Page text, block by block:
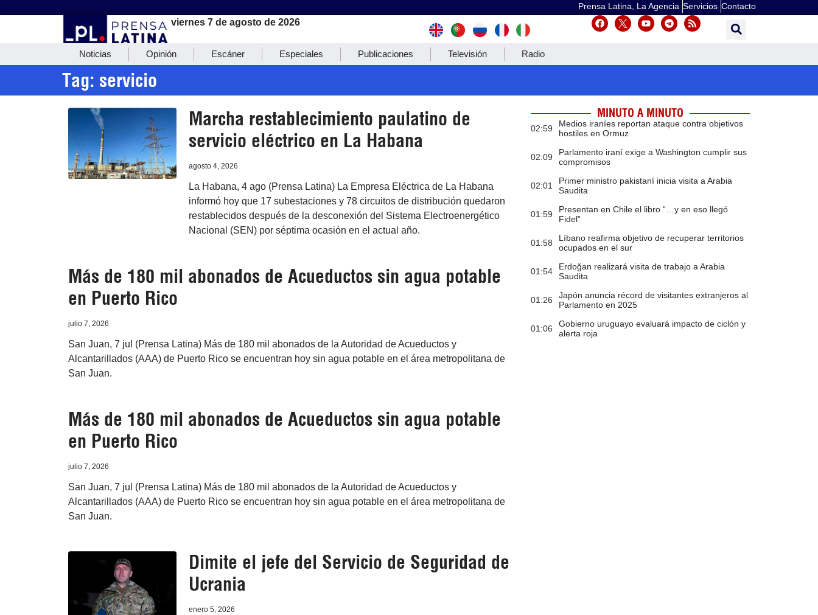
Prensa Latina, La Agencia Servicios Contacto
viernes 7 de agosto de 2026
Noticias Opinión Escáner Especiales Publicaciones Televisión Radio
Tag: servicio
Marcha restablecimiento paulatino de
servicio eléctrico en La Habana
agosto 4, 2026
La Habana, 4 ago (Prensa Latina) La Empresa Eléctrica de La Habana
informó hoy que 17 subestaciones y 78 circuitos de distribución quedaron
restablecidos después de la desconexión del Sistema Electroenergético
Nacional (SEN) por séptima ocasión en el actual año.
Más de 180 mil abonados de Acueductos sin agua potable
en Puerto Rico
julio 7, 2026
San Juan, 7 jul (Prensa Latina) Más de 180 mil abonados de la Autoridad de Acueductos y
Alcantarillados (AAA) de Puerto Rico se encuentran hoy sin agua potable en el área metropolitana de
San Juan.
Más de 180 mil abonados de Acueductos sin agua potable
en Puerto Rico
julio 7, 2026
San Juan, 7 jul (Prensa Latina) Más de 180 mil abonados de la Autoridad de Acueductos y
Alcantarillados (AAA) de Puerto Rico se encuentran hoy sin agua potable en el área metropolitana de
San Juan.
Dimite el jefe del Servicio de Seguridad de
Ucrania
enero 5, 2026
MINUTO A MINUTO
02:59
Medios iraníes reportan ataque contra objetivos
hostiles en Ormuz
02:09
Parlamento iraní exige a Washington cumplir sus
compromisos
02:01
Primer ministro pakistaní inicia visita a Arabia
Saudita
01:59
Presentan en Chile el libro “…y en eso llegó
Fidel”
01:58
Líbano reafirma objetivo de recuperar territorios
ocupados en el sur
01:54
Erdoğan realizará visita de trabajo a Arabia
Saudita
01:26
Japón anuncia récord de visitantes extranjeros al
Parlamento en 2025
01:06
Gobierno uruguayo evaluará impacto de ciclón y
alerta roja